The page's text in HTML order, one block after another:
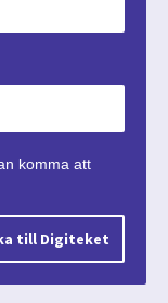
komma att